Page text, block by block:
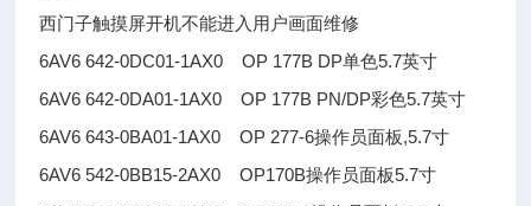
西门子触摸屏开机不能进入用户画面维修
6AV6 642-0DC01-1AX0 OP 177B DP单色5.7英寸
6AV6 642-0DA01-1AX0 OP 177B PN/DP彩色5.7英寸
6AV6 643-0BA01-1AX0 OP 277-6操作员面板,5.7寸
6AV6 542-0BB15-2AX0 OP170B操作员面板5.7寸